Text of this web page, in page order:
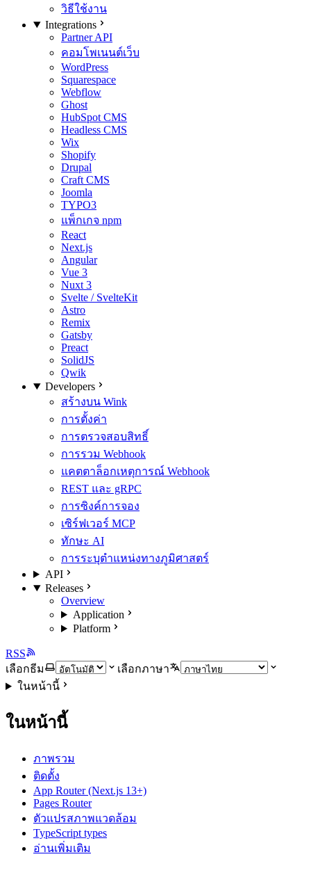
วิธีใช้งาน
Integrations
Partner API
คอมโพเนนต์เว็บ
WordPress
Squarespace
Webflow
Ghost
HubSpot CMS
Headless CMS
Wix
Shopify
Drupal
Craft CMS
Joomla
TYPO3
แพ็กเกจ npm
React
Next.js
Angular
Vue 3
Nuxt 3
Svelte / SvelteKit
Astro
Remix
Gatsby
Preact
SolidJS
Qwik
Developers
สร้างบน Wink
การตั้งค่า
การตรวจสอบสิทธิ์
การรวม Webhook
แคตตาล็อกเหตุการณ์ Webhook
REST และ gRPC
การซิงค์การจอง
เซิร์ฟเวอร์ MCP
ทักษะ AI
การระบุตำแหน่งทางภูมิศาสตร์
API
Releases
Overview
Application
Platform
RSS
เลือกธีม
เลือกภาษา
ในหน้านี้
ในหน้านี้
ภาพรวม
ติดตั้ง
App Router (Next.js 13+)
Pages Router
ตัวแปรสภาพแวดล้อม
TypeScript types
อ่านเพิ่มเติม